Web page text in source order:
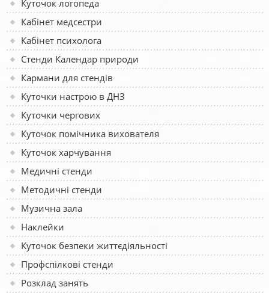
Куточок логопеда
Кабінет медсестри
Кабінет психолога
Стенди Календар природи
Кармани для стендів
Куточки настрою в ДНЗ
Куточки чергових
Куточок помічника вихователя
Куточок харчування
Медичні стенди
Методичні стенди
Музична зала
Наклейки
Куточок безпеки життєдіяльності
Профспілкові стенди
Розклад занять